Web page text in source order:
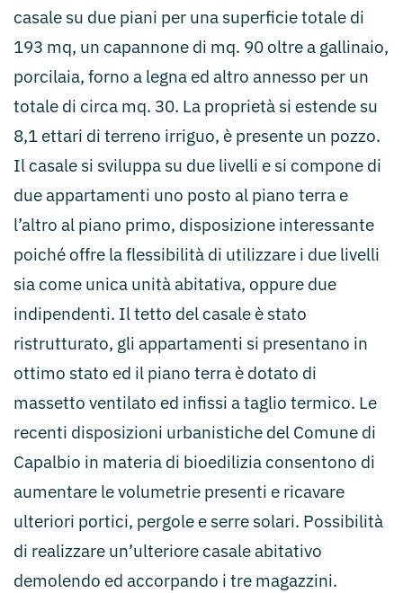
casale su due piani per una superficie totale di
193 mq, un capannone di mq. 90 oltre a gallinaio,
porcilaia, forno a legna ed altro annesso per un
totale di circa mq. 30. La proprietà si estende su
8,1 ettari di terreno irriguo, è presente un pozzo.
Il casale si sviluppa su due livelli e si compone di
due appartamenti uno posto al piano terra e
l’altro al piano primo, disposizione interessante
poiché offre la flessibilità di utilizzare i due livelli
sia come unica unità abitativa, oppure due
indipendenti. Il tetto del casale è stato
ristrutturato, gli appartamenti si presentano in
ottimo stato ed il piano terra è dotato di
massetto ventilato ed infissi a taglio termico. Le
recenti disposizioni urbanistiche del Comune di
Capalbio in materia di bioedilizia consentono di
aumentare le volumetrie presenti e ricavare
ulteriori portici, pergole e serre solari. Possibilità
di realizzare un’ulteriore casale abitativo
demolendo ed accorpando i tre magazzini.